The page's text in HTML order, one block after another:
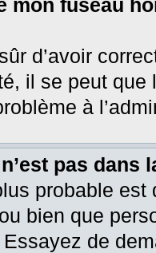
mon fuseau
d’avoir
il se peut
à
pas dans
probable est
bien que
de